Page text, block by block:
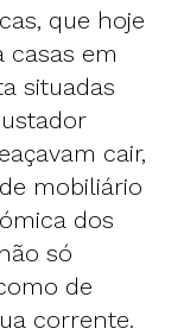
que hoje
casas em
situadas
cair,
mobiliário
dos
só
de
corrente.